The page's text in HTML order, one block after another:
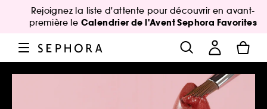
Rejoignez la liste d'attente pour découvrir en avant-
première le Calendrier de l'Avent Sephora Favorites